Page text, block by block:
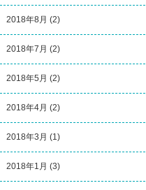
2018年8月 (2)
2018年7月 (2)
2018年5月 (2)
2018年4月 (2)
2018年3月 (1)
2018年1月 (3)